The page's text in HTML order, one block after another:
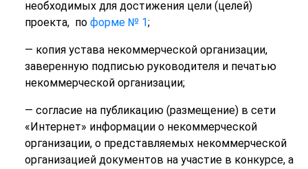
необходимых для достижения цели (целей)
проекта, по форме № 1;
— копия устава некоммерческой организации,
заверенную подписью руководителя и печатью
некоммерческой организации;
— согласие на публикацию (размещение) в сети
«Интернет» информации о некоммерческой
организации, о представляемых некоммерческой
организацией документов на участие в конкурсе, а